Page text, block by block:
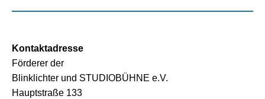
Kontaktadresse
Förderer der
Blinklichter und STUDIOBÜHNE e.V.
Hauptstraße 133